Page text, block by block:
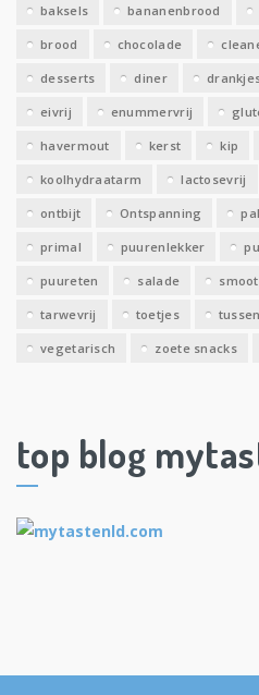
baksels bananenbrood
brood chocolade
desserts diner
eivrij enummervrij
havermout kerst kip
koolhydraatarm lactosevrij
ontbijt Ontspanning
primal puurenlekker
puureten salade
tarwevrij toetjes
vegetarisch zoete snacks
top blog